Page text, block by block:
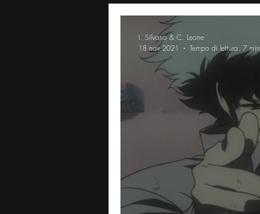
I. Silvano & C. Leone
18 nov 2021
Tempo di lettura: 7 min